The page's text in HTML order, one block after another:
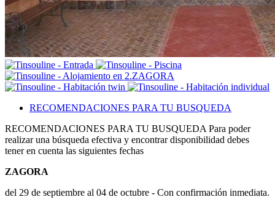
RECOMENDACIONES PARA TU BUSQUEDA
RECOMENDACIONES PARA TU BUSQUEDA Para poder
realizar una búsqueda efectiva y encontrar disponibilidad debes
tener en cuenta las siguientes fechas
ZAGORA
del 29 de septiembre al 04 de octubre - Con confirmación inmediata.